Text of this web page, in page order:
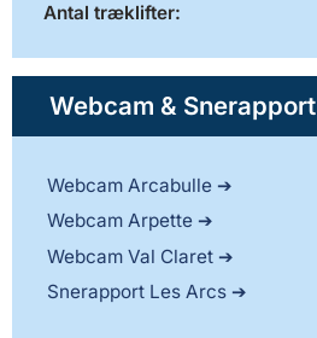
Antal træklifter:
Webcam & Snerapport
Webcam Arcabulle
Webcam Arpette
Webcam Val Claret
Snerapport Les Arcs